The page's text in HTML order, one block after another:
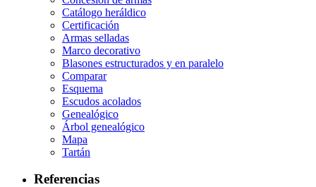
Catálogo heráldico
Certificación
Armas selladas
Marco decorativo
Blasones estructurados y en paralelo
Comparar
Esquema
Escudos acolados
Genealógico
Árbol genealógico
Mapa
Tartán
Referencias